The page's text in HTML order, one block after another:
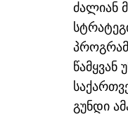
ძალიან
წამყვან
გუნდი